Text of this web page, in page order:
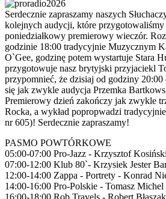
Serdecznie zapraszamy naszych
kolejnych audycji, które przygotowaliśmy
poniedziałkowy premierowy wieczór.
godzinie 18:00 tradycyjnie Muzycznym
O`Gee, godzinę potem wystartuje Stara
przygotowuje nasz brytyjski przyjaciekl
przypomnieć, że dzisiaj od godziny
się jak zwykle audycja Przemka
Premierowy dzień zakończy jak zwykle
Rocka, a wykład popropwadzi
nr 605)! Serdecznie zapraszamy!
PASMO POWTÓRKOWE
05:00-07:00 Pro-Jazz - Krzysztof Kosiński
07:00-12:00 Klub 80`- Krzysiek Jester
12:00-14:00 Zappa - Portrety - Konrad
14:00-16:00 Pro-Polskie - Tomasz Michel
16:00-18:00 Rob Travels - Robert Błaszak